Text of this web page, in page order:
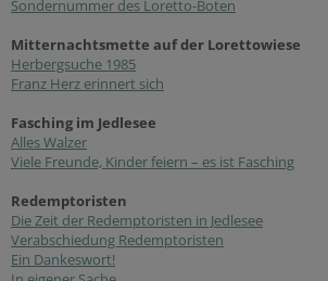
Sondernummer des Loretto-Boten
Mitternachtsmette auf der Lorettowiese
Herbergsuche 1985
Franz Herz erinnert sich
Fasching im Jedlesee
Alles Walzer
Viele Freunde, Kinder feiern – es ist Fasching
Redemptoristen
Die Zeit der Redemptoristen in Jedlesee
Verabschiedung Redemptoristen
Ein Dankeswort!